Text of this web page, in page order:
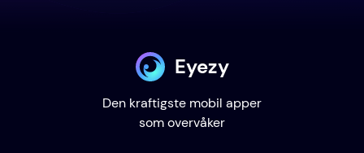
Eyezy
Den kraftigste mobil apper
som overvåker